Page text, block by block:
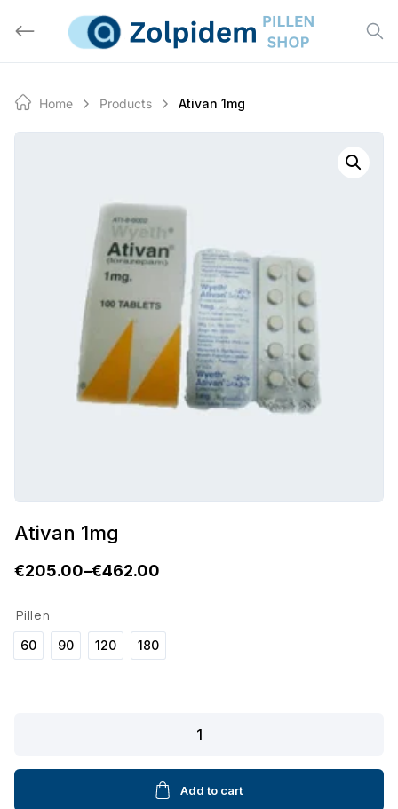
Home Products Ativan 1mg
Ativan 1mg
€205.00–€462.00
r
Pillen
60 90 120 180
quantity
Add to cart